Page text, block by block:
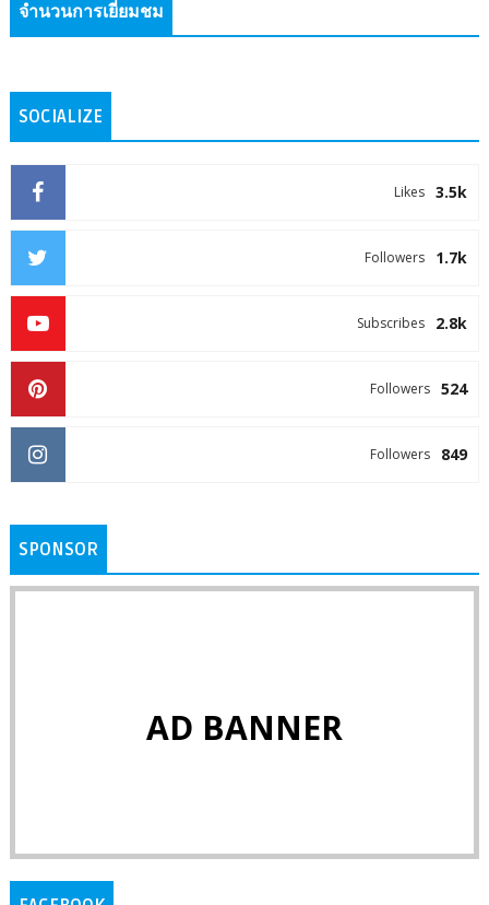
จำนวนการเยี่ยมชม
SOCIALIZE
3.5k
Likes
1.7k
Followers
2.8k
Subscribes
524
Followers
849
Followers
SPONSOR
AD BANNER